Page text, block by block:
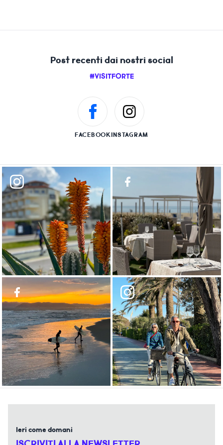
Post recenti dai nostri social
#VISITFORTE
FACEBOOKINSTAGRAM
Ieri come domani